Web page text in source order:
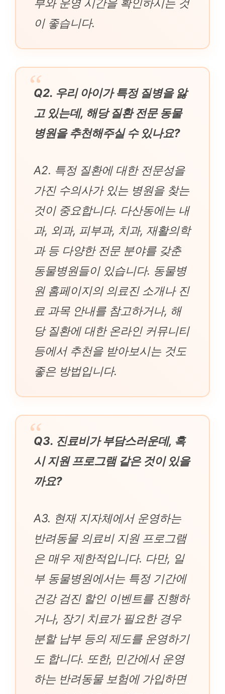
부와 운영 시간을 확인하시는 것
이 좋습니다.
Q2. 우리 아이가 특정 질병을 앓
고 있는데, 해당 질환 전문 동물
병원을 추천해주실 수 있나요?
A2. 특정 질환에 대한 전문성을
가진 수의사가 있는 병원을 찾는
것이 중요합니다. 다산동에는 내
과, 외과, 피부과, 치과, 재활의학
과 등 다양한 전문 분야를 갖춘
동물병원들이 있습니다. 동물병
원 홈페이지의 의료진 소개나 진
료 과목 안내를 참고하거나, 해
당 질환에 대한 온라인 커뮤니티
등에서 추천을 받아보시는 것도
좋은 방법입니다.
Q3. 진료비가 부담스러운데, 혹
시 지원 프로그램 같은 것이 있을
까요?
A3. 현재 지자체에서 운영하는
반려동물 의료비 지원 프로그램
은 매우 제한적입니다. 다만, 일
부 동물병원에서는 특정 기간에
건강 검진 할인 이벤트를 진행하
거나, 장기 치료가 필요한 경우
분할 납부 등의 제도를 운영하기
도 합니다. 또한, 민간에서 운영
하는 반려동물 보험에 가입하면